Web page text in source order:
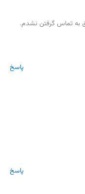
به تماس گرفتن نشدم.
پاسخ
پاسخ